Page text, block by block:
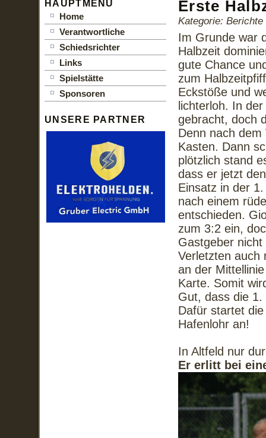
HAUPTMENÜ
Home
Verantwortliche
Schiedsrichter
Links
Spielstätte
Sponsoren
UNSERE PARTNER
Erste
Kategorie: Berichte
Im Grunde war
Halbzeit
gute Chance
zum
Eckstöße und
lichterloh. In
gebracht, doch
Denn nach
Kasten. Dann
plötzlich stand
dass er jetzt
Einsatz in der
nach einem
entschieden.
zum 3:2 ein,
Gastgeber
Verletzten auch
an der
Karte. Somit
Gut, dass die
Dafür startet
Hafenlohr an!
In Altfeld nur
Er erlitt bei